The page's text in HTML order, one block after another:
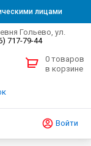
лицами
Гольево, ул.
717-79-44
0 товаров
в корзине
Войти